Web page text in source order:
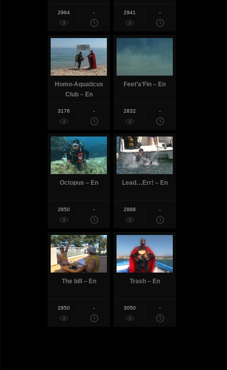
2964 - 2941 -
Homo-Aquaticus
Club – En
3176 -
Feet’a’Fin – En
2832 -
Octopus – En
2850 -
Lead…Err! – En
2888 -
The bill – En
2850 -
Trash – En
3050 -